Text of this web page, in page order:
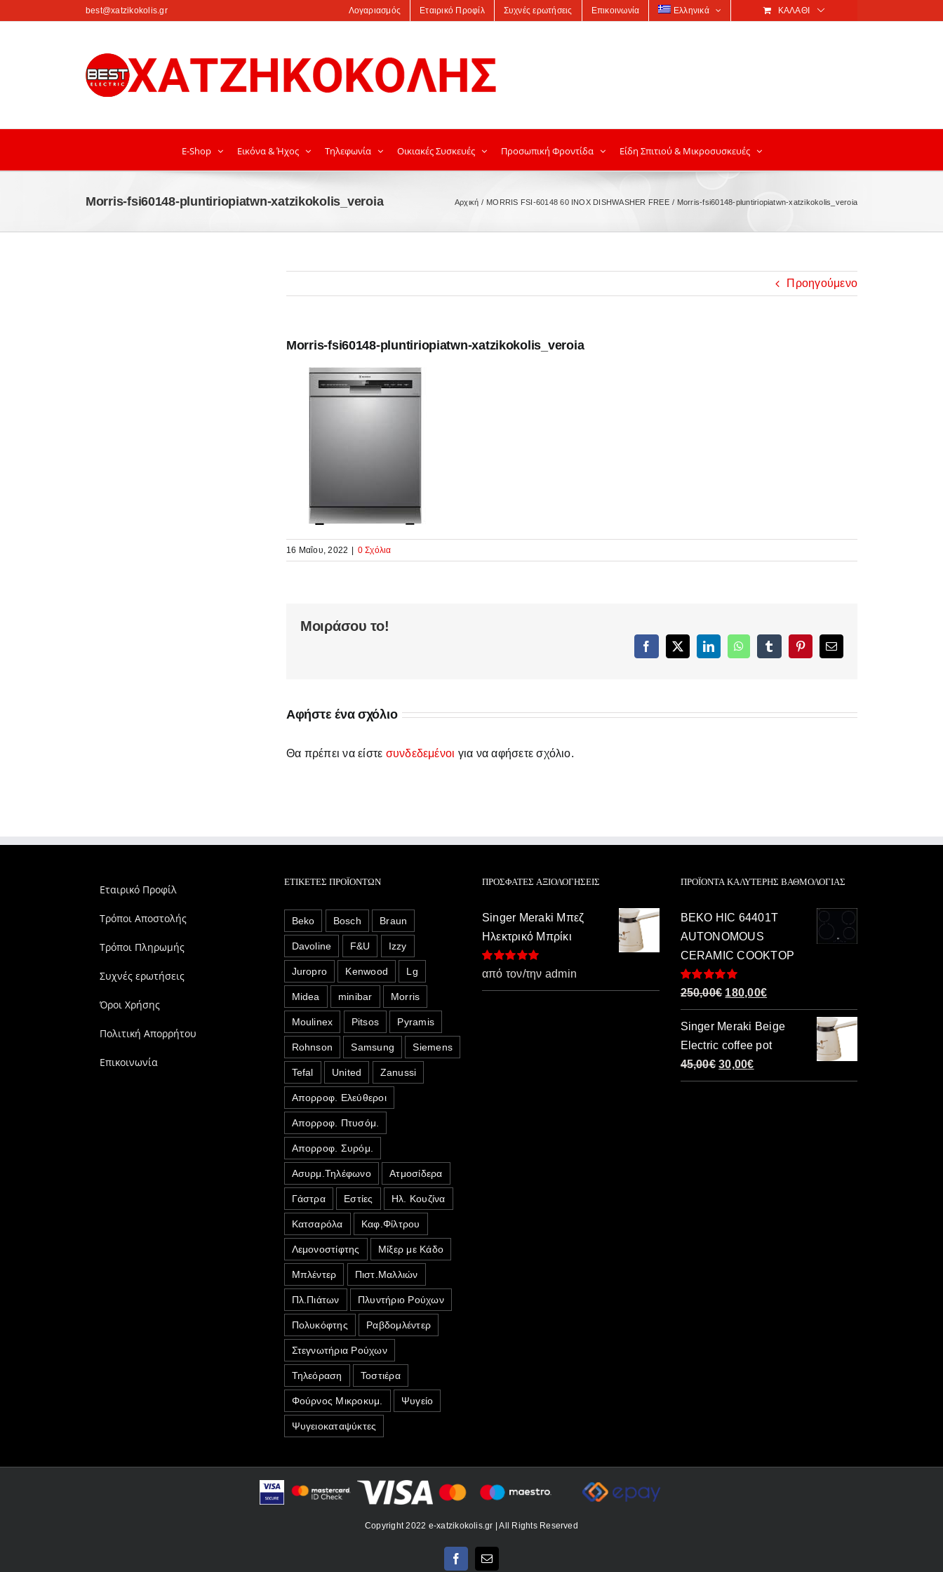
περιεχόμενο
best@xatzikokolis.gr Λογαριασμός Εταιρικό Προφίλ Συχνές ερωτήσεις Επικοινωνία Ελληνικά ΚΑΛΆΘΙ
E-Shop Εικόνα & Ήχος Τηλεφωνία Οικιακές Συσκευές Προσωπική Φροντίδα Είδη Σπιτιού & Μικροσυσκευές
Morris-fsi60148-pluntiriopiatwn-xatzikokolis_veroia Αρχική MORRIS FSI-60148 60 INOX DISHWASHER FREE Morris-fsi60148-pluntiriopiatwn-xatzikokolis_veroia
Προηγούμενο
Morris-fsi60148-pluntiriopiatwn-xatzikokolis_veroia
16 Μαΐου, 2022 | 0 Σχόλια
Μοιράσου το!
Facebook
X LinkedInWhatsAppTumblrPinterestEmail
Αφήστε ένα σχόλιο
Θα πρέπει να είστε συνδεδεμένοι για να αφήσετε σχόλιο.
Εταιρικό Προφίλ
Τρόποι Αποστολής
Τρόποι Πληρωμής
Συχνές ερωτήσεις
Όροι Χρήσης
Πολιτική Απορρήτου
Επικοινωνία
ΕΤΙΚΈΤΕΣ ΠΡΟΪΌΝΤΩΝ
Beko Bosch Braun
Davoline F&U Izzy
Juropro Kenwood Lg
Midea minibar Morris
Moulinex Pitsos Pyramis
Rohnson Samsung Siemens
Tefal United Zanussi
Απορροφ. Ελεύθεροι
Απορροφ. Πτυσόμ.
Απορροφ. Συρόμ.
Ασυρμ.Τηλέφωνο Ατμοσίδερα
Γάστρα Εστίες Ηλ. Κουζίνα
Κατσαρόλα Καφ.Φίλτρου
Λεμονοστίφτης Μίξερ με Κάδο
Μπλέντερ Πιστ.Μαλλιών
Πλ.Πιάτων Πλυντήριο Ρούχων
Πολυκόφτης Ραβδομλέντερ
Στεγνωτήρια Ρούχων
Τηλεόραση Τοστιέρα
Φούρνος Μικροκυμ. Ψυγείο
Ψυγειοκαταψύκτες
ΠΡΌΣΦΑΤΕΣ ΑΞΙΟΛΟΓΉΣΕΙΣ
Singer Meraki Μπεζ
Ηλεκτρικό Μπρίκι
Βαθμολογήθηκε
από τον/την admin
ΠΡΟΪΌΝΤΑ ΚΑΛΎΤΕΡΗΣ ΒΑΘΜΟΛΟΓΊΑΣ
BEKO HIC 64401T
AUTONOMOUS
CERAMIC COOKTOP
Βαθμολογήθηκε
250,00€ Original
price
was:
250,00€.
180,00€Η
τρέχουσα
τιμή
είναι:
Singer Meraki Beige
Electric coffee pot
45,00€ Original
price
30,00€Η
τρέχουσα
Copyright 2022 e-xatzikokolis.gr | All Rights Reserved
FacebookEmail